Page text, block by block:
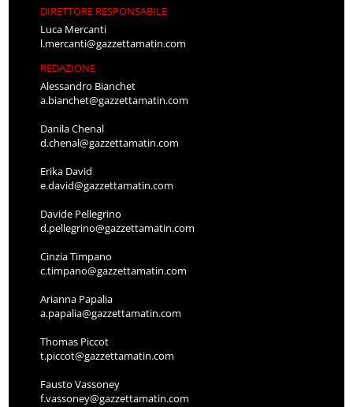
DIRETTORE RESPONSABILE
Luca Mercanti
l.mercanti@gazzettamatin.com
REDAZIONE
Alessandro Bianchet
a.bianchet@gazzettamatin.com
Danila Chenal
d.chenal@gazzettamatin.com
Erika David
e.david@gazzettamatin.com
Davide Pellegrino
d.pellegrino@gazzettamatin.com
Cinzia Timpano
c.timpano@gazzettamatin.com
Arianna Papalia
a.papalia@gazzettamatin.com
Thomas Piccot
t.piccot@gazzettamatin.com
Fausto Vassoney
f.vassoney@gazzettamatin.com